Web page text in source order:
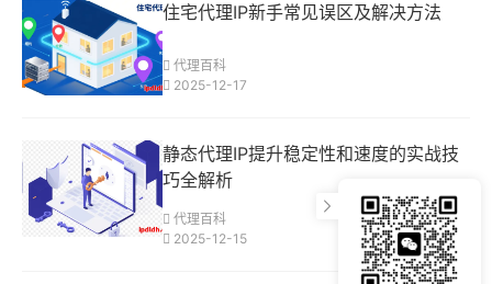
住宅代理IP新手常见误区及解决方法
代理百科
2025-12-17
静态代理IP提升稳定性和速度的实战技
巧全解析
代理百科
2025-12-15